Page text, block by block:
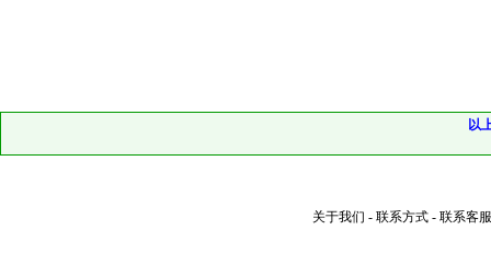
以
关于我们 - 联系方式 - 联系客服